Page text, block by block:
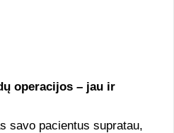
operacijos – jau ir
savo pacientus supratau,